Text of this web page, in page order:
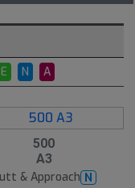
E N A
500
A3
& Approach N